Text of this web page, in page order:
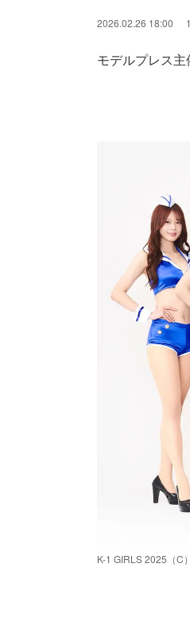
2026.02.26 18:00
モデルプレス
K-1 GIRLS 2025（C